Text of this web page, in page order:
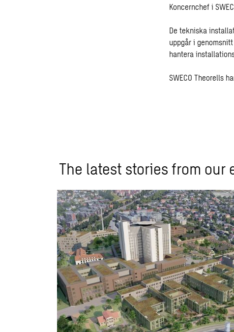
Koncernchef i
De tekniska
uppgår i
hantera
SWECO Theorells
The latest stories from our